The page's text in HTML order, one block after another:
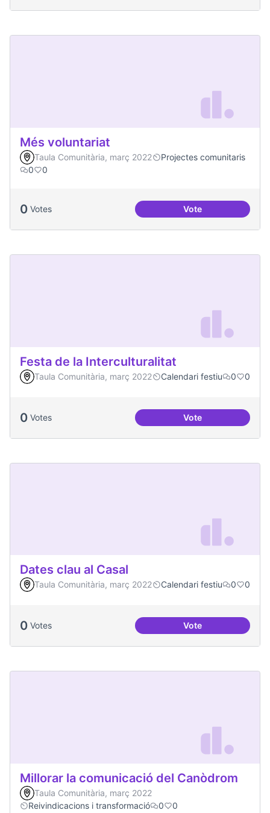
Més voluntariat
Taula Comunitària, març 2022
Projectes comunitaris
0
0
0 Votes VoteMés voluntariat
Festa de la Interculturalitat
Taula Comunitària, març 2022 Calendari festiu 0 0
0 Votes VoteFesta de la
Dates clau al Casal
Taula Comunitària, març 2022 Calendari festiu 0 0
0 Votes VoteDates clau al Casal
Millorar la comunicació del Canòdrom
Taula Comunitària, març 2022
Reivindicacions i transformació
0 0